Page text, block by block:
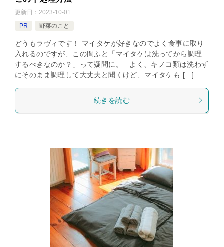
更新日： 2023-10-01
PR
野菜のこと
どうもラヴィです！ マイタケが好きなのでよく食事に取り
入れるのですが、この間ふと「マイタケは洗ってから調理
するべきなのか？」って疑問に。 よく、キノコ類は洗わず
にそのまま調理して大丈夫と聞くけど、マイタケも […]
続きを読む